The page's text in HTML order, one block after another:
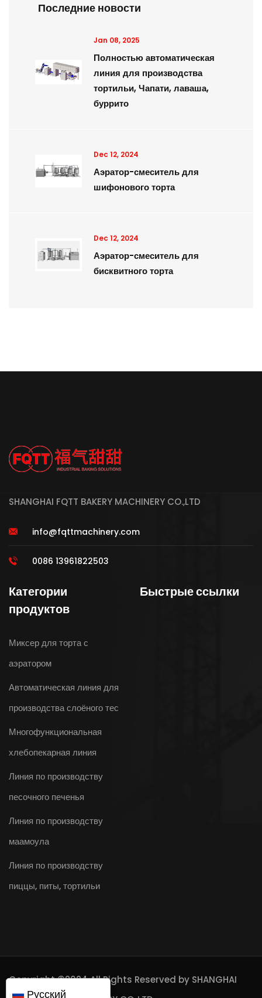
Последние новости
Jan 08, 2025
Полностью автоматическая
линия для производства
тортильи, Чапати, лаваша,
буррито
Dec 12, 2024
Аэратор-смеситель для
шифонового торта
Dec 12, 2024
Аэратор-смеситель для
бисквитного торта
SHANGHAI FQTT BAKERY MACHINERY CO.,LTD
info@fqttmachinery.com
0086 13961822503
Категории
продуктов
Миксер для торта с
аэратором
Автоматическая линия для
производства слоёного тес
Многофункциональная
хлебопекарная линия
Линия по производству
песочного печенья
Линия по производству
маамоула
Линия по производству
пиццы, питы, тортильи
Быстрые ссылки
Copyright ©2024 All Rights Reserved by SHANGHAI
Русский